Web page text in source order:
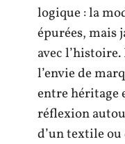
logique : la
épurées, mais
avec
l’envie de
entre héritage
réflexion
d’un textile ou